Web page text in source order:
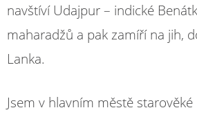
navštíví Udajpur – indické
maharadžů a pak zamíří na jih,
Lanka.
Jsem v hlavním městě